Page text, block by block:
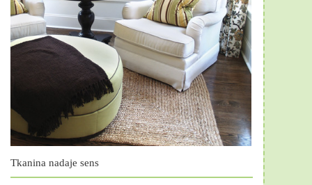
Tkanina nadaje sens